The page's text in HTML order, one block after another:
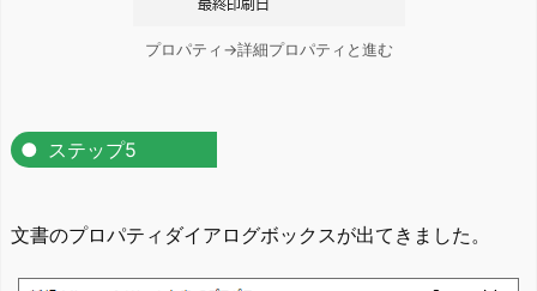
プロパティ→詳細プロパティと進む
ステップ5
文書のプロパティダイアログボックスが出てきました。